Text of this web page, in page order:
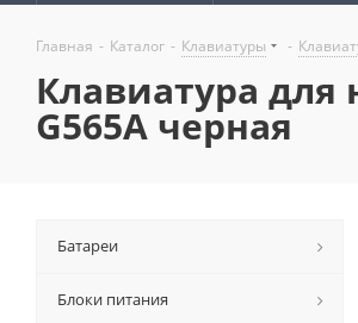
Главная - Каталог - Клавиатуры -
Клавиатура для
G565A черная
Батареи
Блоки питания